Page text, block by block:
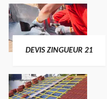
DEVIS ZINGUEUR 21